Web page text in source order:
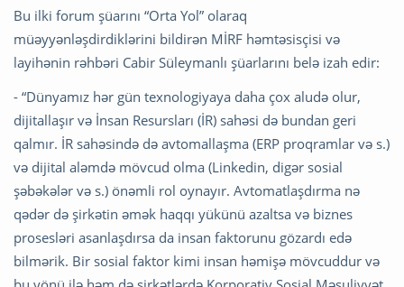
Bu ilki forum şüarını “Orta Yol” olaraq
müəyyənləşdirdiklərini bildirən MİRF həmtəsisçisi və
layihənin rəhbəri Cabir Süleymanlı şüarlarını belə izah edir:
- “Dünyamız hər gün texnologiyaya daha çox aludə olur,
dijitallaşır və İnsan Resursları (İR) sahəsi də bundan geri
qalmır. İR sahəsində də avtomallaşma (ERP proqramlar və s.)
və dijital aləmdə mövcud olma (Linkedin, digər sosial
şəbəkələr və s.) önəmli rol oynayır. Avtomatlaşdırma nə
qədər də şirkətin əmək haqqı yükünü azaltsa və biznes
prosesləri asanlaşdırsa da insan faktorunu gözardı edə
bilmərik. Bir sosial faktor kimi insan həmişə mövcuddur və